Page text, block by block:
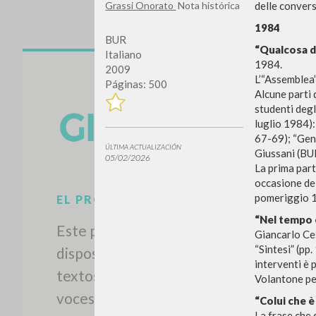
Grassi Onorato Nota histórica
BUR
Italiano
2009
Páginas: 500
ÚLTIMA ACTUALIZACIÓN
05/02/2026
delle
1984
“Qualcosa
1984.
Alcune parti
studenti
luglio 1984):
67-69);
Giussani
La prima
occasione
pomeriggio
“Nel tempo
Giancarlo
“Sintesi”
interventi è
Volantone
“Colui che
EL PROYECTO
Este portal recoge y pone a